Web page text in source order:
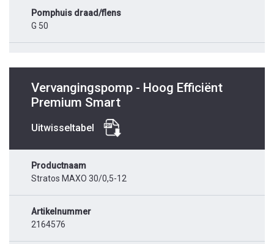
Pomphuis draad/flens
G 50
Vervangingspomp - Hoog Efficiënt
Premium Smart
Uitwisseltabel
Productnaam
Stratos MAXO 30/0,5-12
Artikelnummer
2164576